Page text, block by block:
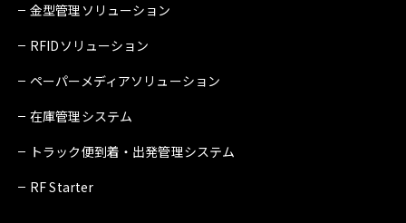
金型管理ソリューション
RFIDソリューション
ペーパーメディアソリューション
在庫管理システム
トラック便到着・出発管理システム
RF Starter